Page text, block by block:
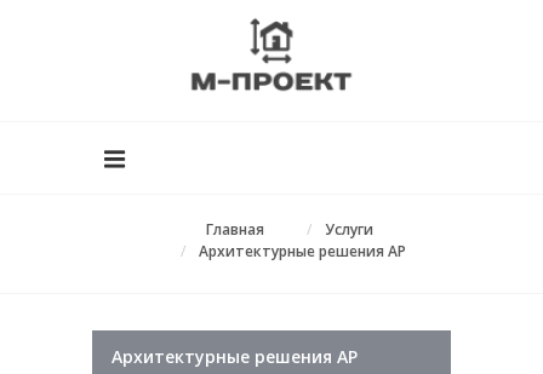
Главная
Услуги
Архитектурные решения АР
Архитектурные решения АР